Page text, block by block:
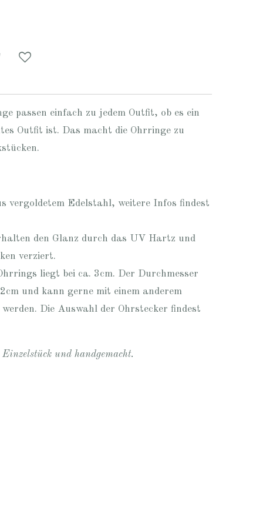
passen einfach zu jedem Outfit, ob es ein
Outfit ist. Das macht die Ohrringe zu
vergoldetem Edelstahl, weitere Infos findest
den Glanz durch das UV Hartz und
verziert.
liegt bei ca. 3cm. Der Durchmesser
und kann gerne mit einem anderem
Die Auswahl der Ohrstecker findest
und handgemacht.